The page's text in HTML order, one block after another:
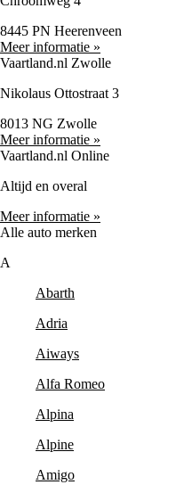
8445 PN Heerenveen
Meer informatie »
Vaartland.nl Zwolle
Nikolaus Ottostraat 3
8013 NG Zwolle
Meer informatie »
Vaartland.nl Online
Altijd en overal
Meer informatie »
Alle auto merken
A
Abarth
Adria
Aiways
Alfa Romeo
Alpina
Alpine
Amigo